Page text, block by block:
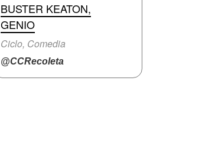
BUSTER KEATON,
GENIO
Ciclo, Comedia
@CCRecoleta